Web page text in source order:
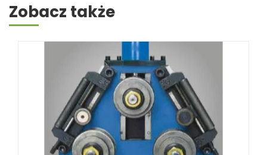
PIŁY TAŚMOWE DO METALU
PRASY DO OBRÓBKI PLASTYCZNEJ METALU
STOŁY ROLKOWE
SZLIFIERKI DO METALU, PŁASZCZYZN
TOKARKI
TOKARKI CNC
Zobacz także